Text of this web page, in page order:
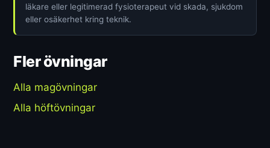
läkare eller legitimerad fysioterapeut vid skada, sjukdom
eller osäkerhet kring teknik.
Fler övningar
Alla magövningar
Alla höftövningar